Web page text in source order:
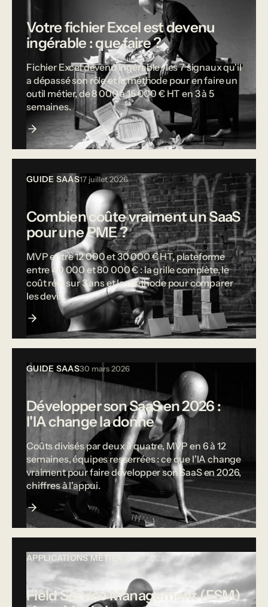
Votre fichier Excel est devenu
ingérable : que faire ?
Fichier Excel devenu ingérable : les 7 signaux qu'il
a dépassé son rôle et la méthode pour en faire un
outil métier, de 8 000 à 15 000 € HT en 3 à 5
semaines.
GUIDE SAAS17 juillet 2026
Combien coûte vraiment un SaaS
pour une PME ?
MVP entre 12 000 et 30 000 € HT, plateforme
entre 40 000 et 80 000 € : la grille complète, le
coût réel sur 3 ans et la méthode pour comparer
les devis.
GUIDE SAAS30 mars 2026
Développer son SaaS en 2026 :
l'IA change la donne
Coûts divisés par deux à quatre, MVP en 6 à 12
semaines, équipes resserrées : ce que l'IA change
vraiment pour faire développer son SaaS en 2026,
chiffres à l'appui.
APPLICATIONS MÉTIER 12 mai 2025
Field Service Management (FSM)